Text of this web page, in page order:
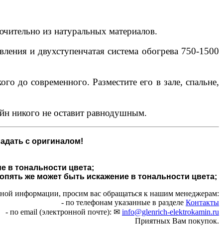
из натуральных материалов.
и двухступенчатая система обогрева 750-1500
до современного. Разместите его в зале, спальне,
никого не оставит равнодушным.
с оригиналом!
в тональности цвета;
же может быть искажение в тональности цвета;
информации, просим вас обращаться к нашим менеджерам:
- по телефонам указанные в разделе Контакты
- по email (электронной почте): ✉ info@glenrich-elektrokamin.ru
Приятных Вам покупок.